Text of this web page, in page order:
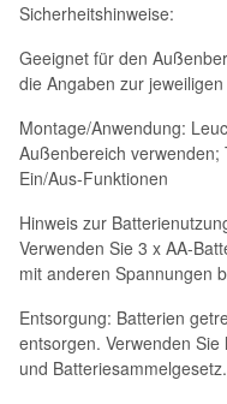
Sicherheitshinweise:
Geeignet für den
die Angaben zur
Montage/Anwendung:
Außenbereich
Ein/Aus-Funktionen
Hinweis zur
Verwenden Sie 3 x AA-
mit anderen Spannungen
Entsorgung: Batterien
entsorgen. Verwenden
und Batteriesammelgesetz.